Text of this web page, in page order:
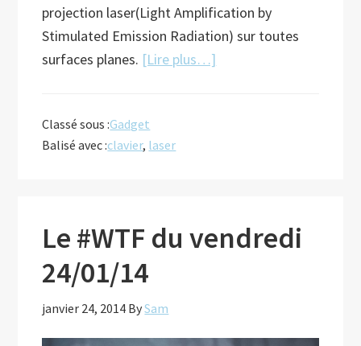
projection laser(Light Amplification by
Stimulated Emission Radiation) sur toutes
surfaces planes. [Lire plus…]
Classé sous :Gadget
Balisé avec :clavier, laser
Le #WTF du vendredi
24/01/14
janvier 24, 2014 BySam